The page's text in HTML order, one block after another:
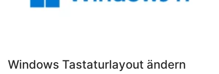
Windows Tastaturlayout ändern